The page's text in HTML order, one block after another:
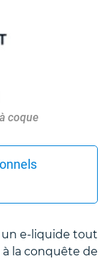
coque
un e-liquide tout
la conquête de